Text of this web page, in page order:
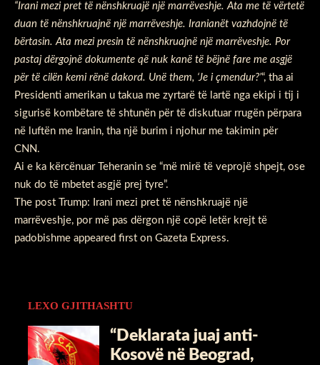
“Irani mezi pret të nënshkruajë një marrëveshje. Ata me të vërtetë
duan të nënshkruajnë një marrëveshje. Iranianët vazhdojnë të
bërtasin. Ata mezi presin të nënshkruajnë një marrëveshje. Por
pastaj dërgojnë dokumente që nuk kanë të bëjnë fare me asgjë
për të cilën kemi rënë dakord. Unë them, ‘Je i çmendur?’“, tha ai
Presidenti amerikan u takua me zyrtarë të lartë nga ekipi i tij i
sigurisë kombëtare të shtunën për të diskutuar rrugën përpara
në luftën me Iranin, tha një burim i njohur me takimin për
CNN.
Ai e ka kërcënuar Teheranin se “më mirë të veprojë shpejt, ose
nuk do të mbetet asgjë prej tyre”.
The post
Trump: Irani mezi pret të nënshkruajë një
marrëveshje, por më pas dërgon një copë letër krejt të
padobishme appeared first on Gazeta Express.
LEXO GJITHASHTU
“Deklarata juaj anti-
Kosovë në Beograd,